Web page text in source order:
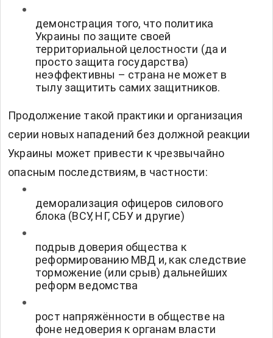
демонстрация того, что политика
Украины по защите своей
территориальной целостности (да и
просто защита государства)
неэффективны – страна не может в
тылу защитить самих защитников.
Продолжение такой практики и организация
серии новых нападений без должной реакции
Украины может привести к чрезвычайно
опасным последствиям, в частности:
деморализация офицеров силового
блока (ВСУ, НГ, СБУ и другие)
подрыв доверия общества к
реформированию МВД и, как следствие
торможение (или срыв) дальнейших
реформ ведомства
рост напряжённости в обществе на
фоне недоверия к органам власти